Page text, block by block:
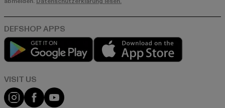
Play market
Visit our Instagram page:
Visit our Facebook page:
Visit our YouTube channel: